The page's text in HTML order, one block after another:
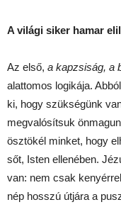
A világi siker hamar
Az első, a kapzsiság, a
alattomos logikája.
ki, hogy szükségünk
megvalósítsuk
ösztökél minket, hogy
sőt, Isten ellenében.
van: nem csak
nép hosszú útjára a